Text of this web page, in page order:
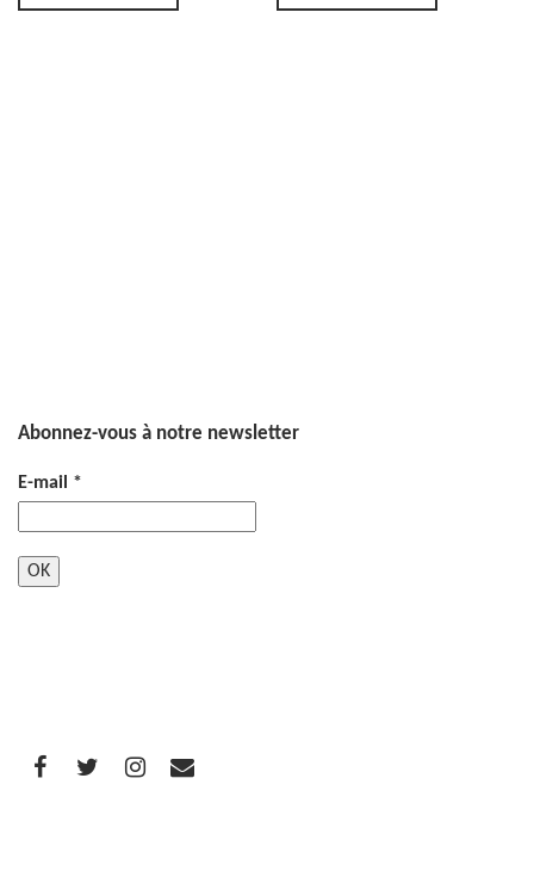
Abonnez-vous à notre newsletter
E-mail *